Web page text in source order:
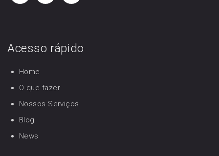
Acesso rápido
Home
O que fazer
Nossos Serviços
Blog
News